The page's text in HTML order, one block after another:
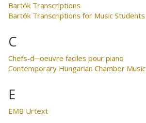
Bartók Transcriptions
Bartók Transcriptions for Music Students
C
Chefs-d─oeuvre faciles pour piano
Contemporary Hungarian Chamber Music
E
EMB Urtext